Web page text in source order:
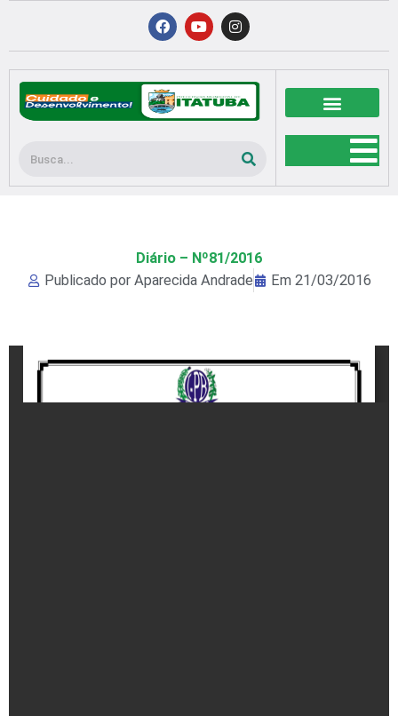
conteúdo
F
a
c
b
o
o
k
Y
o
u
u
b
e
I
n
s
a
g
r
a
Pesquisar
Diário – Nº81/2016
Publicado por Aparecida Andrade Em 21/03/2016